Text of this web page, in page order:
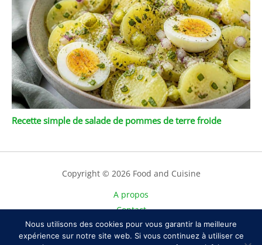
Recette simple de salade de pommes de terre froide
Copyright © 2026 Food and Cuisine
A propos
Contact
Plan du site
Mentions légales
Nous utilisons des cookies pour vous garantir la meilleure
expérience sur notre site web. Si vous continuez à utiliser ce